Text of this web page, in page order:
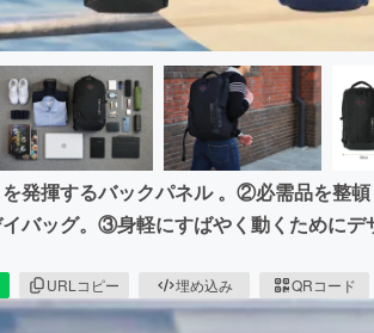
発揮するバックパネル 。②必需品を整頓
バッグ。③身軽にすばやく動くためにデ
URLコピー 埋め込み QRコード